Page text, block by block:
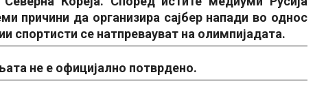
причини да организира сајбер напади во однос
спортисти се натпревауват на олимпијадата.
не е официјално потврдено.